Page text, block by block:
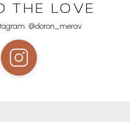
THE LOVE
@doron_merav